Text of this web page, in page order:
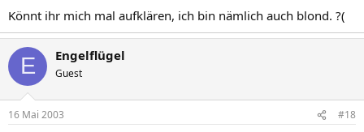
Könnt ihr mich mal aufklären, ich bin nämlich auch blond. ?(
E Engelflügel
Guest
16 Mai 2003 #18